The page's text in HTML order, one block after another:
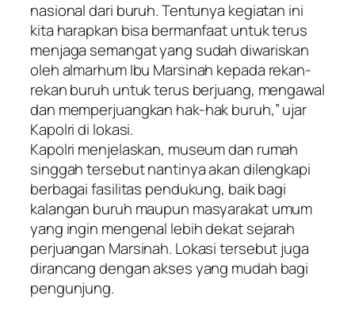
nasional dari buruh. Tentunya kegiatan ini
kita harapkan bisa bermanfaat untuk terus
menjaga semangat yang sudah diwariskan
oleh almarhum Ibu Marsinah kepada rekan-
rekan buruh untuk terus berjuang, mengawal
dan memperjuangkan hak-hak buruh,” ujar
Kapolri di lokasi.
Kapolri menjelaskan, museum dan rumah
singgah tersebut nantinya akan dilengkapi
berbagai fasilitas pendukung, baik bagi
kalangan buruh maupun masyarakat umum
yang ingin mengenal lebih dekat sejarah
perjuangan Marsinah. Lokasi tersebut juga
dirancang dengan akses yang mudah bagi
pengunjung.